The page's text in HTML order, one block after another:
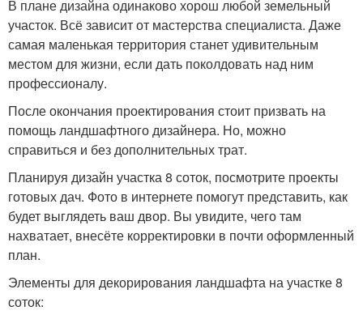
В плане дизайна одинаково хорош любой земельный
участок. Всё зависит от мастерства специалиста. Даже
самая маленькая территория станет удивительным
местом для жизни, если дать поколдовать над ним
профессионалу.
После окончания проектирования стоит призвать на
помощь ландшафтного дизайнера. Но, можно
справиться и без дополнительных трат.
Планируя дизайн участка 8 соток, посмотрите проекты
готовых дач. Фото в интернете помогут представить, как
будет выглядеть ваш двор. Вы увидите, чего там
нахватает, внесёте корректировки в почти оформленный
план.
Элементы для декорирования ландшафта на участке 8
соток: